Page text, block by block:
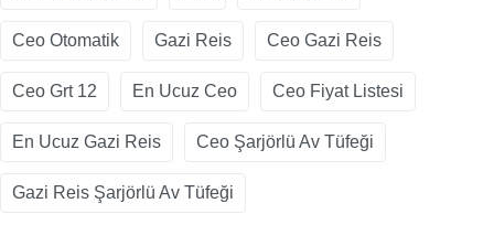
Ceo Otomatik Gazi Reis Ceo Gazi Reis
Ceo Grt 12 En Ucuz Ceo Ceo Fiyat Listesi
En Ucuz Gazi Reis Ceo Şarjörlü Av Tüfeği
Gazi Reis Şarjörlü Av Tüfeği